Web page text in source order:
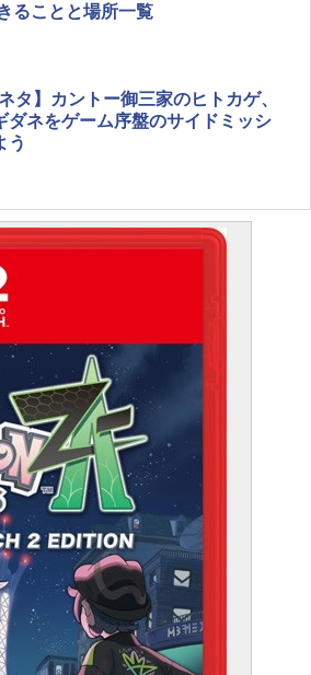
ることと場所一覧
タ】カントー御三家のヒトカゲ、
ダネをゲーム序盤のサイドミッシ
う